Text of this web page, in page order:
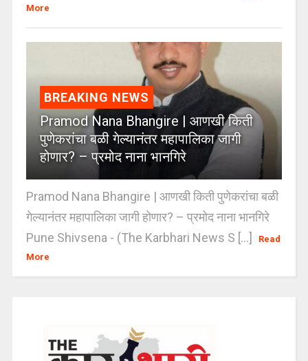
More
BREAKING NEWS
Pramod Nana Bhangire | आणखी किती
पुणेकरांचा बळी गेल्यानंतर महापालिका जागी
होणार? – प्रमोद नाना भानगिरे
Pramod Nana Bhangire | आणखी किती पुणेकरांचा बळी
गेल्यानंतर महापालिका जागी होणार? – प्रमोद नाना भानगिरे
Pune Shivsena - (The Karbhari News S [...]
Read
More